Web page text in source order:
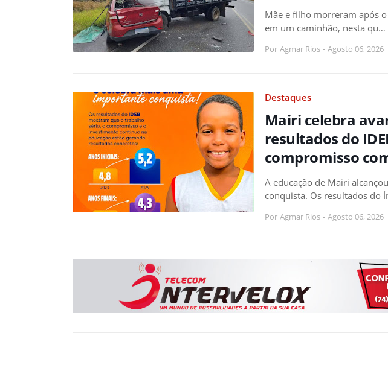
Mãe e filho morreram após
em um caminhão, nesta qu…
Por Agmar Rios - Agosto 06, 2026
Destaques
Mairi celebra
resultados do
compromisso
A educação de Mairi
conquista. Os resultados do
Por Agmar Rios - Agosto 06, 2026